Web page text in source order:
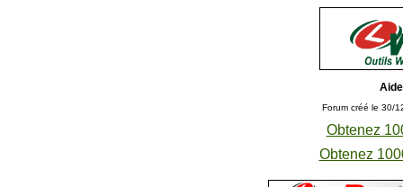
Forum créé le 30/
Obtenez
Obtenez